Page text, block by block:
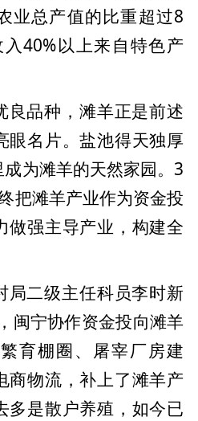
业总产值的比重超过8
40%以上来自特色产
良品种，滩羊正是前述
眼名片。盐池得天独厚
为滩羊的天然家园。3
把滩羊产业作为资金投
做强主导产业，构建全
局二级主任科员李时新
闽宁协作资金投向滩羊
育棚圈、屠宰厂房建
商物流，补上了滩羊产
多是散户养殖，如今已